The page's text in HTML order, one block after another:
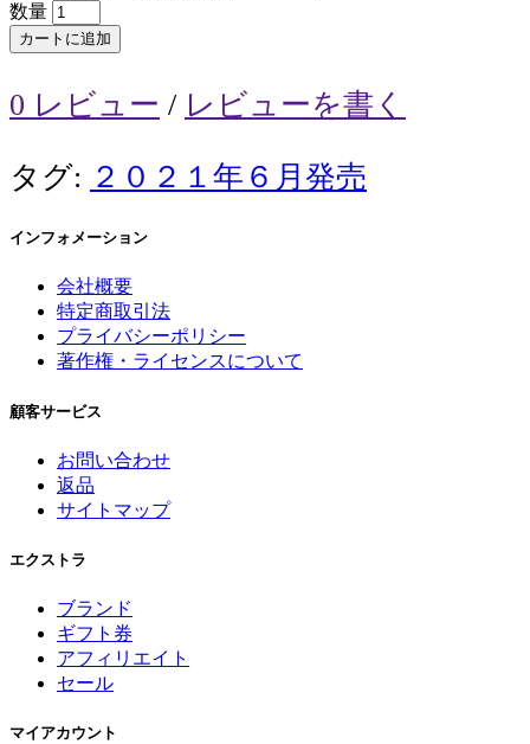
数量
カートに追加
0 レビュー / レビューを書く
タグ: ２０２１年６月発売
インフォメーション
会社概要
特定商取引法
プライバシーポリシー
著作権・ライセンスについて
顧客サービス
お問い合わせ
返品
サイトマップ
エクストラ
ブランド
ギフト券
アフィリエイト
セール
マイアカウント